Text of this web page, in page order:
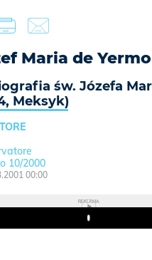
Maria de
św. Józefa
Meksyk)
10/2000
00:00
REKLAMA
Play